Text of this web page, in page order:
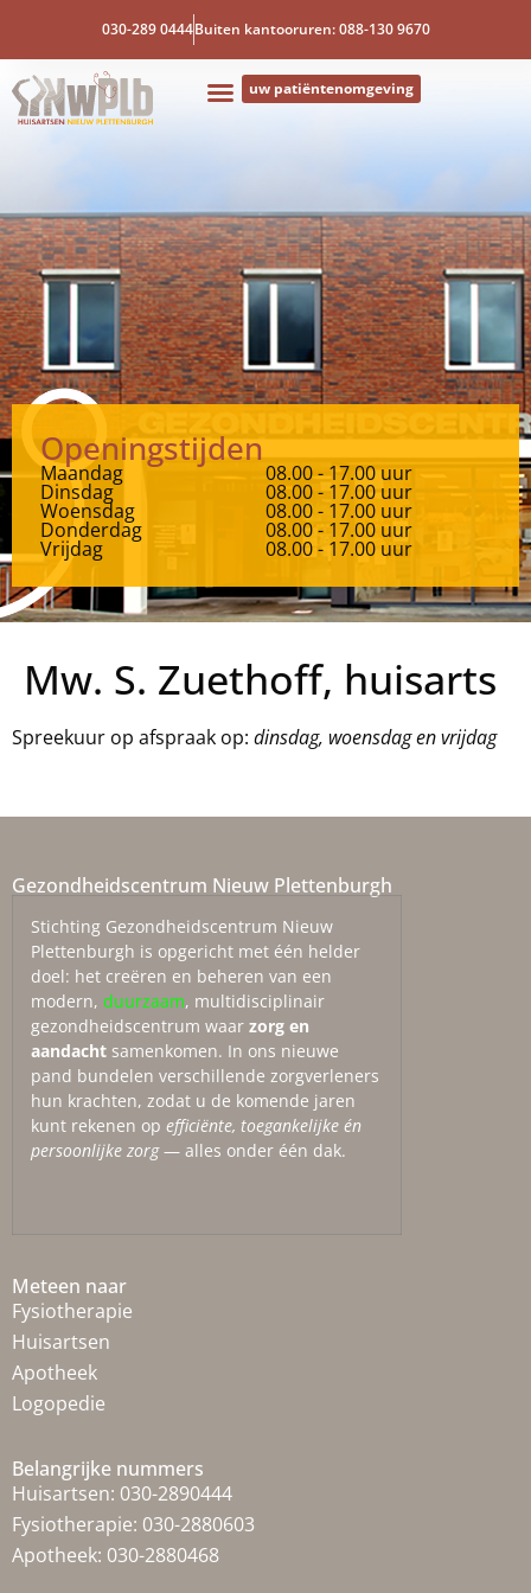
030-289 0444Buiten kantooruren: 088-130 9670
uw patiëntenomgeving
Openingstijden
Maandag 08.00 - 17.00 uur
Dinsdag 08.00 - 17.00 uur
Woensdag 08.00 - 17.00 uur
Donderdag 08.00 - 17.00 uur
Vrijdag 08.00 - 17.00 uur
Mw. S. Zuethoff, huisarts
Spreekuur op afspraak op: dinsdag, woensdag en vrijdag
Gezondheidscentrum Nieuw Plettenburgh
Stichting Gezondheidscentrum Nieuw
Plettenburgh is opgericht met één helder
doel: het creëren en beheren van een
modern, duurzaam, multidisciplinair
gezondheidscentrum waar zorg en
aandacht samenkomen. In ons nieuwe
pand bundelen verschillende zorgverleners
hun krachten, zodat u de komende jaren
kunt rekenen op efficiënte, toegankelijke én
persoonlijke zorg— alles onder één dak.
Meteen naar
Fysiotherapie
Huisartsen
Apotheek
Logopedie
Belangrijke nummers
Huisartsen: 030-2890444
Fysiotherapie: 030-2880603
Apotheek: 030-2880468